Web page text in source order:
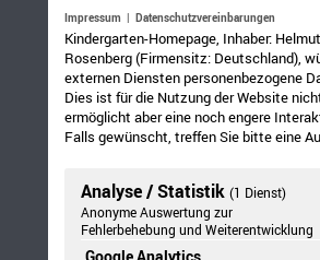
WEHR‘ DICH!
such die Aussprache mit
wenn’s schwer fällt
sprich mit Kollegen,
deine Situation
Impressum | Datenschutzvereinbarungen
Kindergarten-Homepage, Inhaber:
Rosenberg (Firmensitz: Deutschland),
externen Diensten personenbezogene
Dies ist für die Nutzung der Website
ermöglicht aber eine noch engere
Falls gewünscht, treffen Sie bitte eine
Analyse / Statistik (1 Dienst)
Anonyme Auswertung zur
Fehlerbehebung und Weiterentwicklung